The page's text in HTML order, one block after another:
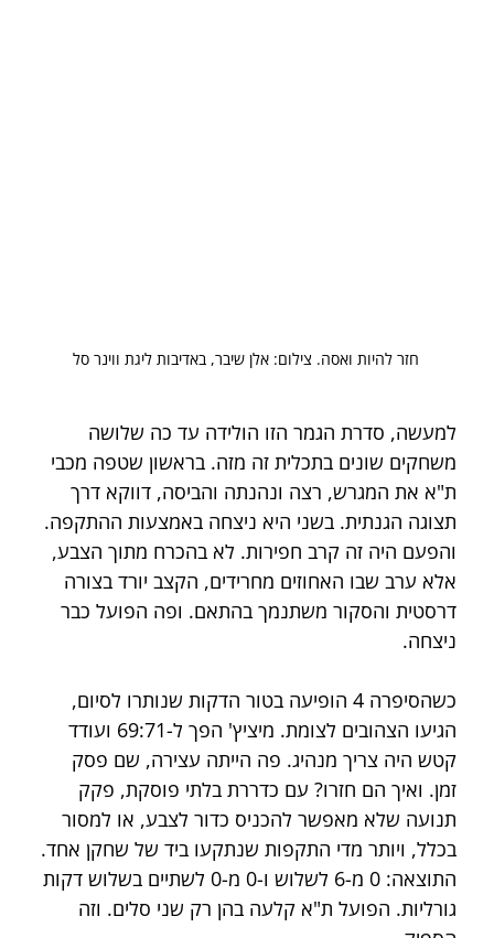
חזר להיות ואסה. צילום: אלן שיבר, באדיבות ליגת ווינר סל
למעשה, סדרת הגמר הזו הולידה עד כה שלושה
משחקים שונים בתכלית זה מזה. בראשון שטפה מכבי
ת"א את המגרש, רצה ונהנתה והביסה, דווקא דרך
תצוגה הגנתית. בשני היא ניצחה באמצעות ההתקפה.
והפעם היה זה קרב חפירות. לא בהכרח מתוך הצבע,
אלא ערב שבו האחוזים מחרידים, הקצב יורד בצורה
דרסטית והסקור משתנמך בהתאם. ופה הפועל כבר
ניצחה.
כשהסיפרה 4 הופיעה בטור הדקות שנותרו לסיום,
הגיעו הצהובים לצומת. מיציץ' הפך ל-69:71 ועודד
קטש היה צריך מנהיג. פה הייתה עצירה, שם פסק
זמן. ואיך הם חזרו? עם כדררת בלתי פוסקת, פקק
תנועה שלא מאפשר להכניס כדור לצבע, או למסור
בכלל, ויותר מדי התקפות שנתקעו ביד של שחקן אחד.
התוצאה: 0 מ-6 לשלוש ו-0 מ-0 לשתיים בשלוש דקות
גורליות. הפועל ת"א קלעה בהן רק שני סלים. וזה